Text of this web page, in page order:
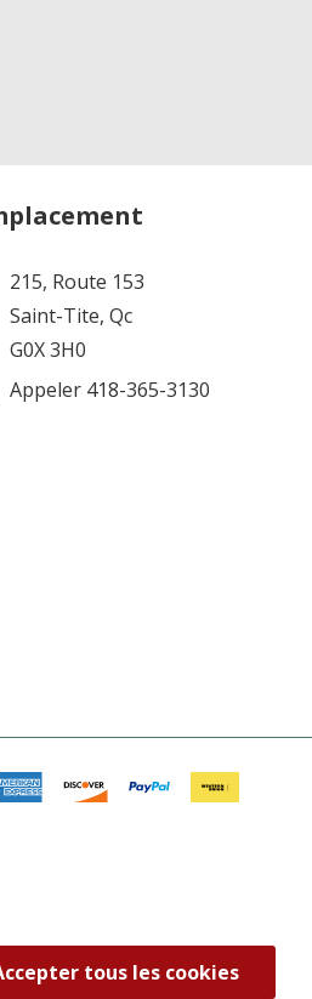
215, Route 153
Saint-Tite, Qc
G0X 3H0
Appeler 418-365-3130
tous les cookies